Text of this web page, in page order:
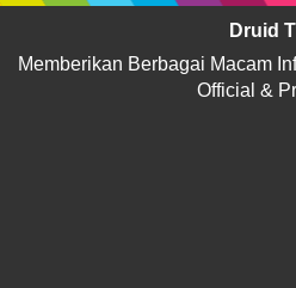
Druid
Memberikan Berbagai Macam
Official &